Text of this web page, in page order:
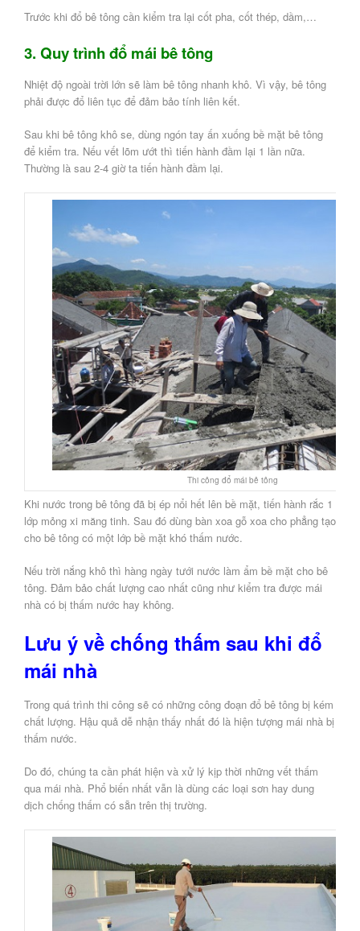
Trước khi đổ bê tông cần kiểm tra lại cốt pha, cốt thép, dầm,…
3. Quy trình đổ mái bê tông
Nhiệt độ ngoài trời lớn sẽ làm bê tông nhanh khô. Vì vậy, bê tông
phải được đổ liên tục để đảm bảo tính liên kết.
Sau khi bê tông khô se, dùng ngón tay ấn xuống bề mặt bê tông
để kiểm tra. Nếu vết lõm ướt thì tiến hành đầm lại 1 lần nữa.
Thường là sau 2-4 giờ ta tiến hành đầm lại.
Thi công đổ mái bê tông
Khi nước trong bê tông đã bị ép nổi hết lên bề mặt, tiến hành rắc 1
lớp mỏng xi măng tinh. Sau đó dùng bàn xoa gỗ xoa cho phẳng tạo
cho bê tông có một lớp bề mặt khó thấm nước.
Nếu trời nắng khô thì hàng ngày tưới nước làm ẩm bề mặt cho bê
tông. Đảm bảo chất lượng cao nhất cũng như kiểm tra được mái
nhà có bị thấm nước hay không.
Lưu ý về chống thấm sau khi đổ
mái nhà
Trong quá trình thi công sẽ có những công đoạn đổ bê tông bị kém
chất lượng. Hậu quả dễ nhận thấy nhất đó là hiện tượng mái nhà bị
thấm nước.
Do đó, chúng ta cần phát hiện và xử lý kịp thời những vết thấm
qua mái nhà. Phổ biến nhất vẫn là dùng các loại sơn hay dung
dịch chống thấm có sẵn trên thị trường.